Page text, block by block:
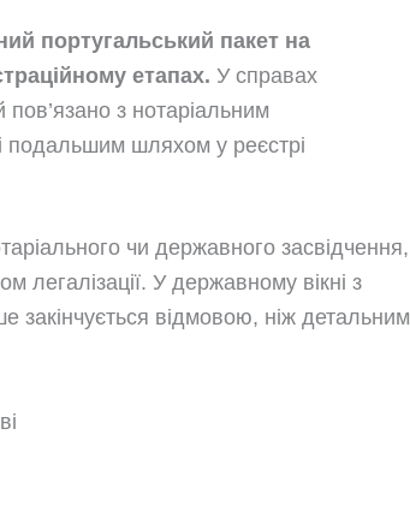
португальський пакет на
етапах. У справах
пов’язано з нотаріальним
і подальшим шляхом у реєстрі
чи державного засвідчення,
легалізації. У державному вікні з
закінчується відмовою, ніж детальним